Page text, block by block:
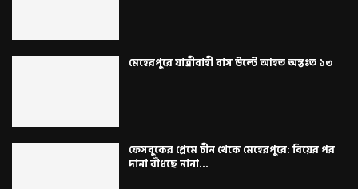
মেহেরপুরে যাত্রীবাহী বাস উল্টে আহত অন্তঃত ১৩
ফেসবুকের প্রেমে চীন থেকে মেহেরপুরে: বিয়ের পর
দানা বাঁধছে নানা...